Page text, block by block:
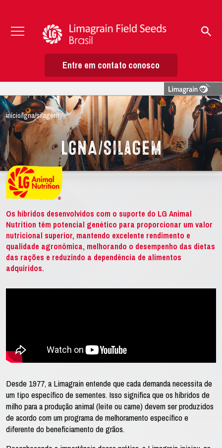
Entre em contato conosco
início/lgna/silagem
LGNA/Silagem
Os híbridos desenvolvidos com o suporte do LG Animal
Nutrition têm potencial genético para proporcionar um valor
nutricional superior, mantendo excelente rendimento e
qualidade agronômica, melhorando o desempenho das dietas
das rações e reduzindo a dependência de alimentos
adquiridos.
Desde 1977, a Limagrain entende que cada demanda necessita de
um tipo específico de sementes. Isso significa que os híbridos de
milho para a produção animal (leite ou carne) devem ser produzidos
de acordo com um programa de melhoramento específico e
diferente do beneficiamento de grãos.